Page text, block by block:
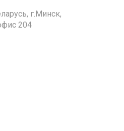
г.Минск,
204